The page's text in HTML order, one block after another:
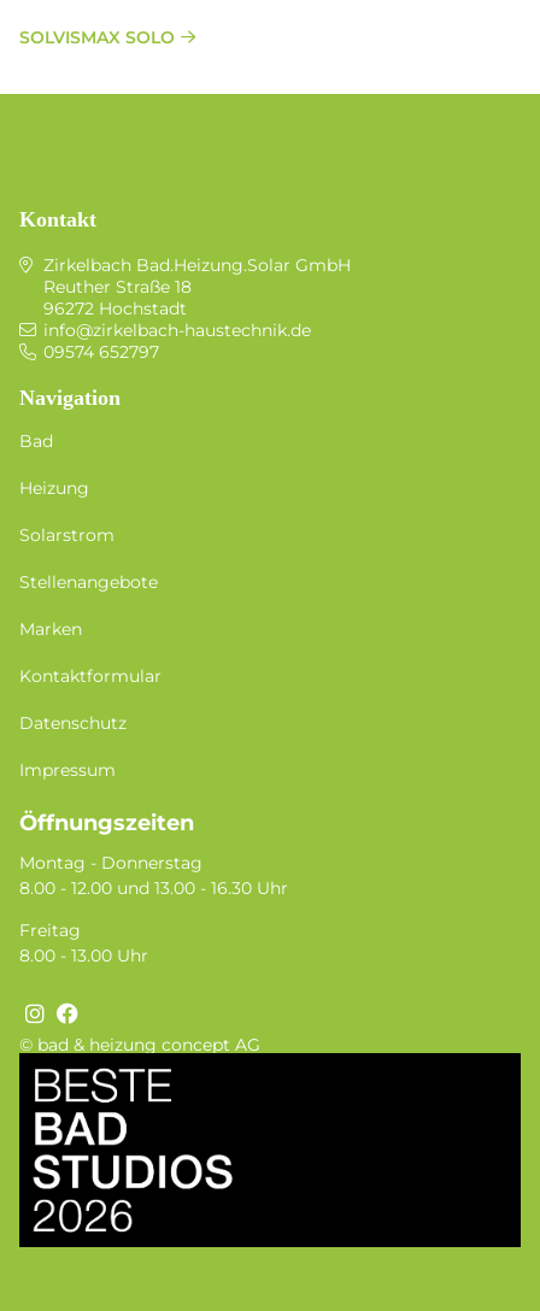
SOLVISMAX SOLO
© bad & heizung concept AG
Kontakt
Zirkelbach Bad.Heizung.Solar GmbH
Reuther Straße 18
96272 Hochstadt
info@zirkelbach-haustechnik.de
09574 652797
Navigation
Bad
Heizung
Solarstrom
Stellenangebote
Marken
Kontaktformular
Datenschutz
Impressum
Öffnungszeiten
Montag - Donnerstag
8.00 - 12.00 und 13.00 - 16.30 Uhr
Freitag
8.00 - 13.00 Uhr